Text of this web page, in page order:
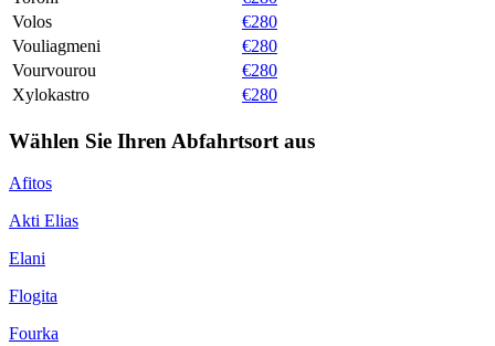
Volos
€280
Vouliagmeni
€280
Vourvourou
€280
Xylokastro
€280
Wählen Sie Ihren Abfahrtsort aus
Afitos
Akti Elias
Elani
Flogita
Fourka